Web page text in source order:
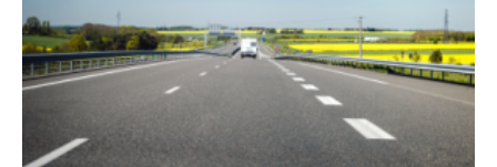
mandats
de
conseillers
sur
un
litige
de